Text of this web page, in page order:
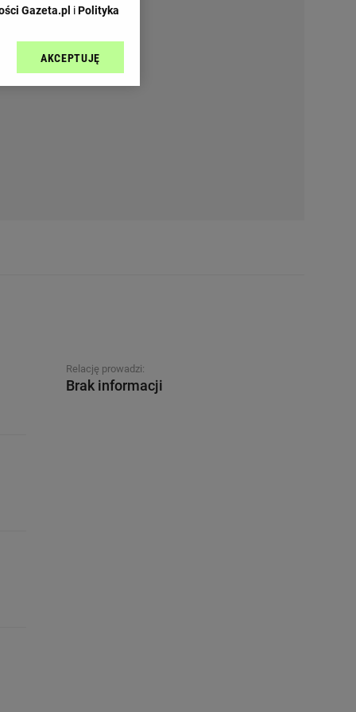
Relację prowadzi:
Brak informacji
Gazeta.pl iPolityka
sp. z o.o., jej
AKCEPTUJĘ